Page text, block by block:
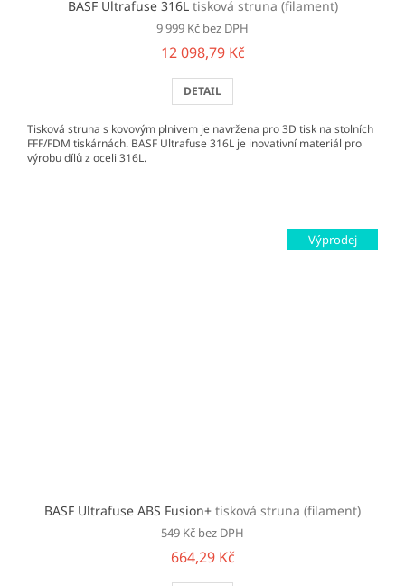
BASF Ultrafuse 316L tisková struna (filament)
9 999 Kč bez DPH
12 098,79 Kč
DETAIL
Tisková struna s kovovým plnivem je navržena pro 3D tisk na stolních
FFF/FDM tiskárnách. BASF Ultrafuse 316L je inovativní materiál pro
výrobu dílů z oceli 316L.
Výprodej
BASF Ultrafuse ABS Fusion+ tisková struna (filament)
549 Kč bez DPH
664,29 Kč